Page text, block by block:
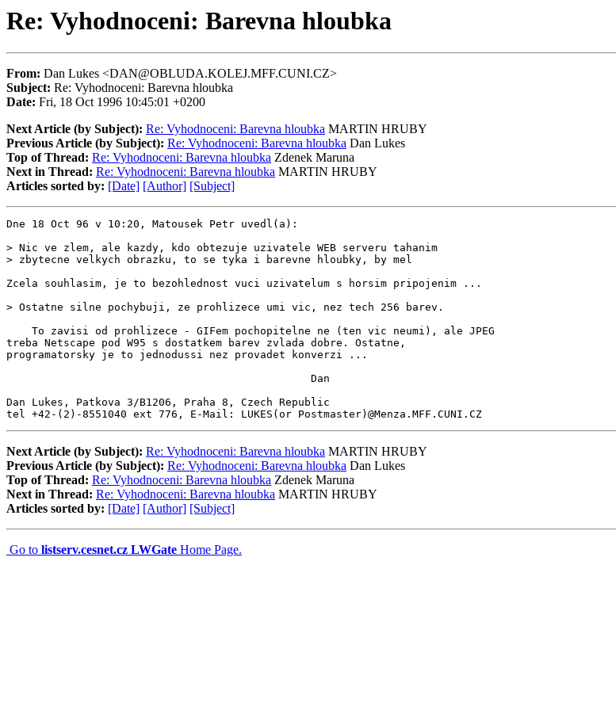
Re: Vyhodnoceni: Barevna hloubka
From: Dan Lukes <DAN@OBLUDA.KOLEJ.MFF.CUNI.CZ>
Subject: Re: Vyhodnoceni: Barevna hloubka
Date: Fri, 18 Oct 1996 10:45:01 +0200
Next Article (by Subject): Re: Vyhodnoceni: Barevna hloubka MARTIN HRUBY
Previous Article (by Subject): Re: Vyhodnoceni: Barevna hloubka Dan Lukes
Top of Thread: Re: Vyhodnoceni: Barevna hloubka Zdenek Maruna
Next in Thread: Re: Vyhodnoceni: Barevna hloubka MARTIN HRUBY
Articles sorted by: [Date] [Author] [Subject]
Dne 18 Oct 96 v 10:20, Matousek Petr uvedl(a):
> Nic ve zlem, ale kazdy, kdo obtezuje uzivatele WEB serveru tahanim
> zbytecne velkych obrazku, to se tyka i barevne hloubky, by mel
Zcela souhlasim, je to bezohlednost vuci uzivatelum s horsim pripojenim ...
> Ostatne silne pochybuji, ze prohlizece umi vic, nez tech 256 barev.
    To zavisi od prohlizece - GIFem pochopitelne ne (ten vic neumi), ale JPEG
treba Netscape pod W95 s dostatkem barev zvlada dobre. Ostatne,
programatorsky je to jednodussi nez provadet konverzi ...
                                                Dan
Dan Lukes, Patkova 3/B1206, Praha 8, Czech Republic
tel +42-(2)-8551040 ext 776, E-Mail: LUKES(or Postmaster)@Menza.MFF.CUNI.CZ
Next Article (by Subject): Re: Vyhodnoceni: Barevna hloubka MARTIN HRUBY
Previous Article (by Subject): Re: Vyhodnoceni: Barevna hloubka Dan Lukes
Top of Thread: Re: Vyhodnoceni: Barevna hloubka Zdenek Maruna
Next in Thread: Re: Vyhodnoceni: Barevna hloubka MARTIN HRUBY
Articles sorted by: [Date] [Author] [Subject]
Go to listserv.cesnet.cz LWGate Home Page.